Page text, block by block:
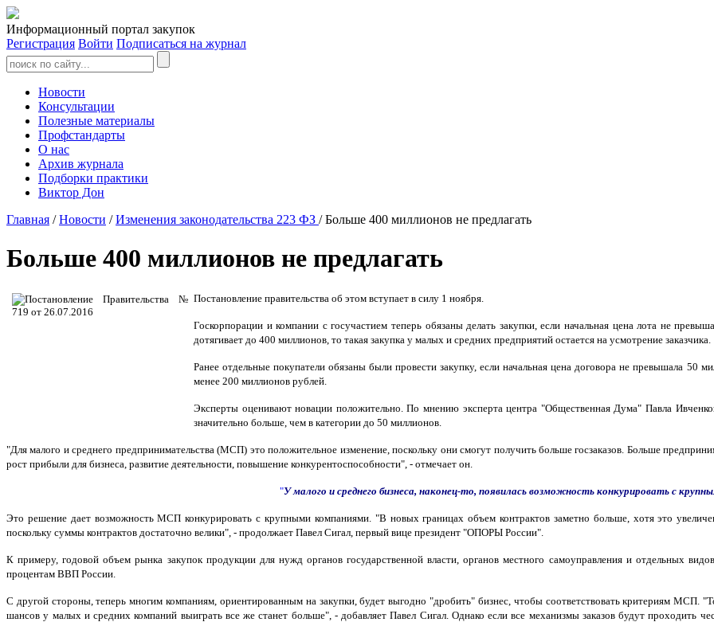
Информационный портал закупок
Регистрация Войти Подписаться на журнал
Новости
Консультации
Полезные материалы
Профстандарты
О нас
Архив журнала
Подборки практики
Виктор Дон
Главная /Новости /Изменения законодательства 223 ФЗ / Больше 400 миллионов не предлагать
Больше 400 миллионов не предлагать
Постановление правительства об этом вступает в силу 1 ноября.
Госкорпорации и компании с госучастием теперь обязаны делать закупки, если начальная цена лота не
дотягивает до 400 миллионов, то такая закупка у малых и средних предприятий остается на усмотрение заказчика.
Ранее отдельные покупатели обязаны были провести закупку, если начальная цена договора не превышала 50
менее 200 миллионов рублей.
Эксперты оценивают новации положительно. По мнению эксперта центра "Общественная Дума" Павла
значительно больше, чем в категории до 50 миллионов.
"Для малого и среднего предпринимательства (МСП) это положительное изменение, поскольку они смогут получить больше госзаказов. Больше
рост прибыли для бизнеса, развитие деятельности, повышение конкурентоспособности", - отмечает он.
"У малого и среднего бизнеса, наконец-то, появилась возможность конкурировать с
Это решение дает возможность МСП конкурировать с крупными компаниями. "В новых границах объем контрактов заметно больше, хотя это
поскольку суммы контрактов достаточно велики", - продолжает Павел Сигал, первый вице президент "ОПОРЫ России".
К примеру, годовой объем рынка закупок продукции для нужд органов государственной власти, органов местного самоуправления и отдельных
процентам ВВП России.
С другой стороны, теперь многим компаниям, ориентированным на закупки, будет выгодно "дробить" бизнес, чтобы соответствовать критериям МСП.
шансов у малых и средних компаний выиграть все же станет больше", - добавляет Павел Сигал. Однако если все механизмы заказов будут проходить